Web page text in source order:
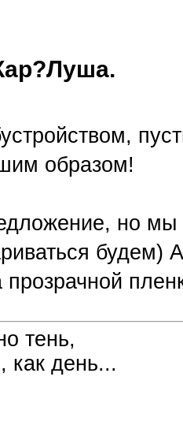
образом!
но мы
будем)
прозрачной
тень,
как день...